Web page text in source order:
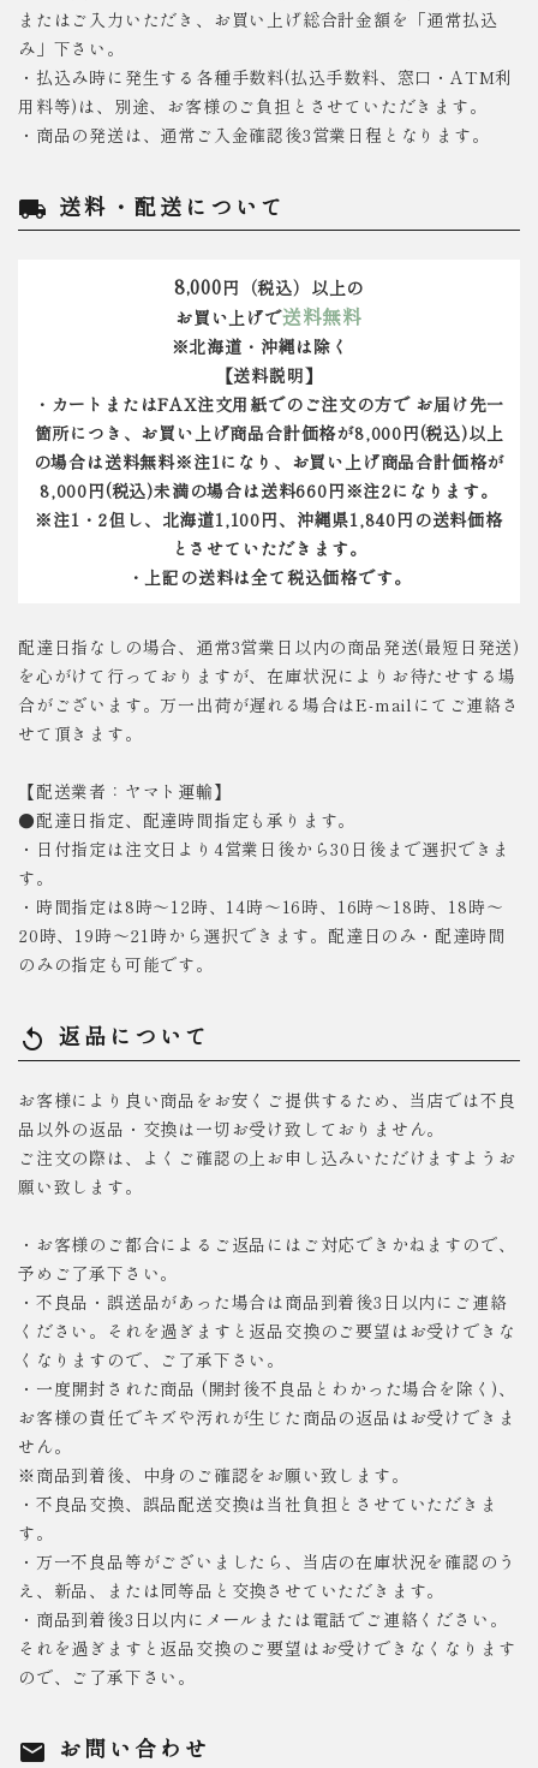
またはご入力いただき、お買い上げ総合計金額を「通常払込
み」下さい。
・払込み時に発生する各種手数料(払込手数料、窓口・ATM利
用料等)は、別途、お客様のご負担とさせていただきます。
・商品の発送は、通常ご入金確認後3営業日程となります。
local_shipping 送料・配送について
8,000円（税込）以上の
お買い上げで送料無料
※北海道・沖縄は除く
【送料説明】
・カートまたはFAX注文用紙でのご注文の方で お届け先一
箇所につき、お買い上げ商品合計価格が8,000円(税込)以上
の場合は送料無料※注1になり、お買い上げ商品合計価格が
8,000円(税込)未満の場合は送料660円※注2になります。
※注1・2但し、北海道1,100円、沖縄県1,840円の送料価格
とさせていただきます。
・上記の送料は全て税込価格です。
配達日指なしの場合、通常3営業日以内の商品発送(最短日発送)
を心がけて行っておりますが、在庫状況によりお待たせする場
合がございます。万一出荷が遅れる場合はE-mailにてご連絡さ
せて頂きます。
【配送業者：ヤマト運輸】
●配達日指定、配達時間指定も承ります。
・日付指定は注文日より4営業日後から30日後まで選択できま
す。
・時間指定は8時～12時、14時～16時、16時～18時、18時～
20時、19時～21時から選択できます。配達日のみ・配達時間
のみの指定も可能です。
replay 返品について
お客様により良い商品をお安くご提供するため、当店では不良
品以外の返品・交換は一切お受け致しておりません。
ご注文の際は、よくご確認の上お申し込みいただけますようお
願い致します。
・お客様のご都合によるご返品にはご対応できかねますので、
予めご了承下さい。
・不良品・誤送品があった場合は商品到着後3日以内にご連絡
ください。それを過ぎますと返品交換のご要望はお受けできな
くなりますので、ご了承下さい。
・一度開封された商品 (開封後不良品とわかった場合を除く)、
お客様の責任でキズや汚れが生じた商品の返品はお受けできま
せん。
※商品到着後、中身のご確認をお願い致します。
・不良品交換、誤品配送交換は当社負担とさせていただきま
す。
・万一不良品等がございましたら、当店の在庫状況を確認のう
え、新品、または同等品と交換させていただきます。
・商品到着後3日以内にメールまたは電話でご連絡ください。
それを過ぎますと返品交換のご要望はお受けできなくなります
ので、ご了承下さい。
mail お問い合わせ